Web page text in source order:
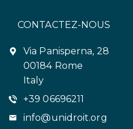
CONTACTEZ-NOUS
Via Panisperna, 28
00184 Rome
Italy
+39 06696211
info@unidroit.org